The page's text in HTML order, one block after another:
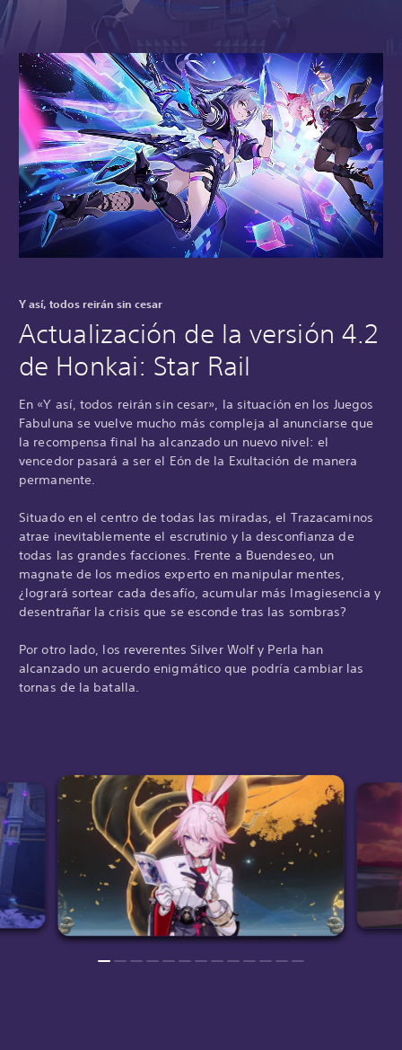
Y así, todos reirán sin cesar
Actualización de la versión 4.2
de Honkai: Star Rail
En «Y así, todos reirán sin cesar», la situación en los Juegos
Fabuluna se vuelve mucho más compleja al anunciarse que
la recompensa final ha alcanzado un nuevo nivel: el
vencedor pasará a ser el Eón de la Exultación de manera
permanente.
Situado en el centro de todas las miradas, el Trazacaminos
atrae inevitablemente el escrutinio y la desconfianza de
todas las grandes facciones. Frente a Buendeseo, un
magnate de los medios experto en manipular mentes,
¿logrará sortear cada desafío, acumular más Imagiesencia y
desentrañar la crisis que se esconde tras las sombras?
Por otro lado, los reverentes Silver Wolf y Perla han
alcanzado un acuerdo enigmático que podría cambiar las
tornas de la batalla.